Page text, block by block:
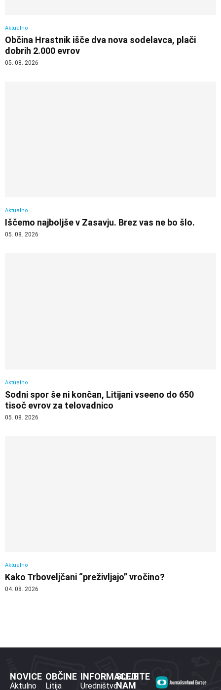
Aktualno
Občina Hrastnik išče dva nova sodelavca, plači
dobrih 2.000 evrov
05. 08. 2026
Aktualno
Iščemo najboljše v Zasavju. Brez vas ne bo šlo.
05. 08. 2026
Aktualno
Sodni spor še ni končan, Litijani vseeno do 650
tisoč evrov za telovadnico
05. 08. 2026
Aktualno
Kako Trboveljčani “preživljajo” vročino?
04. 08. 2026
NOVICE
Aktulno
OBČINE
Litija
INFORMACIJE
Uredništvo
SLEDITE
NAM